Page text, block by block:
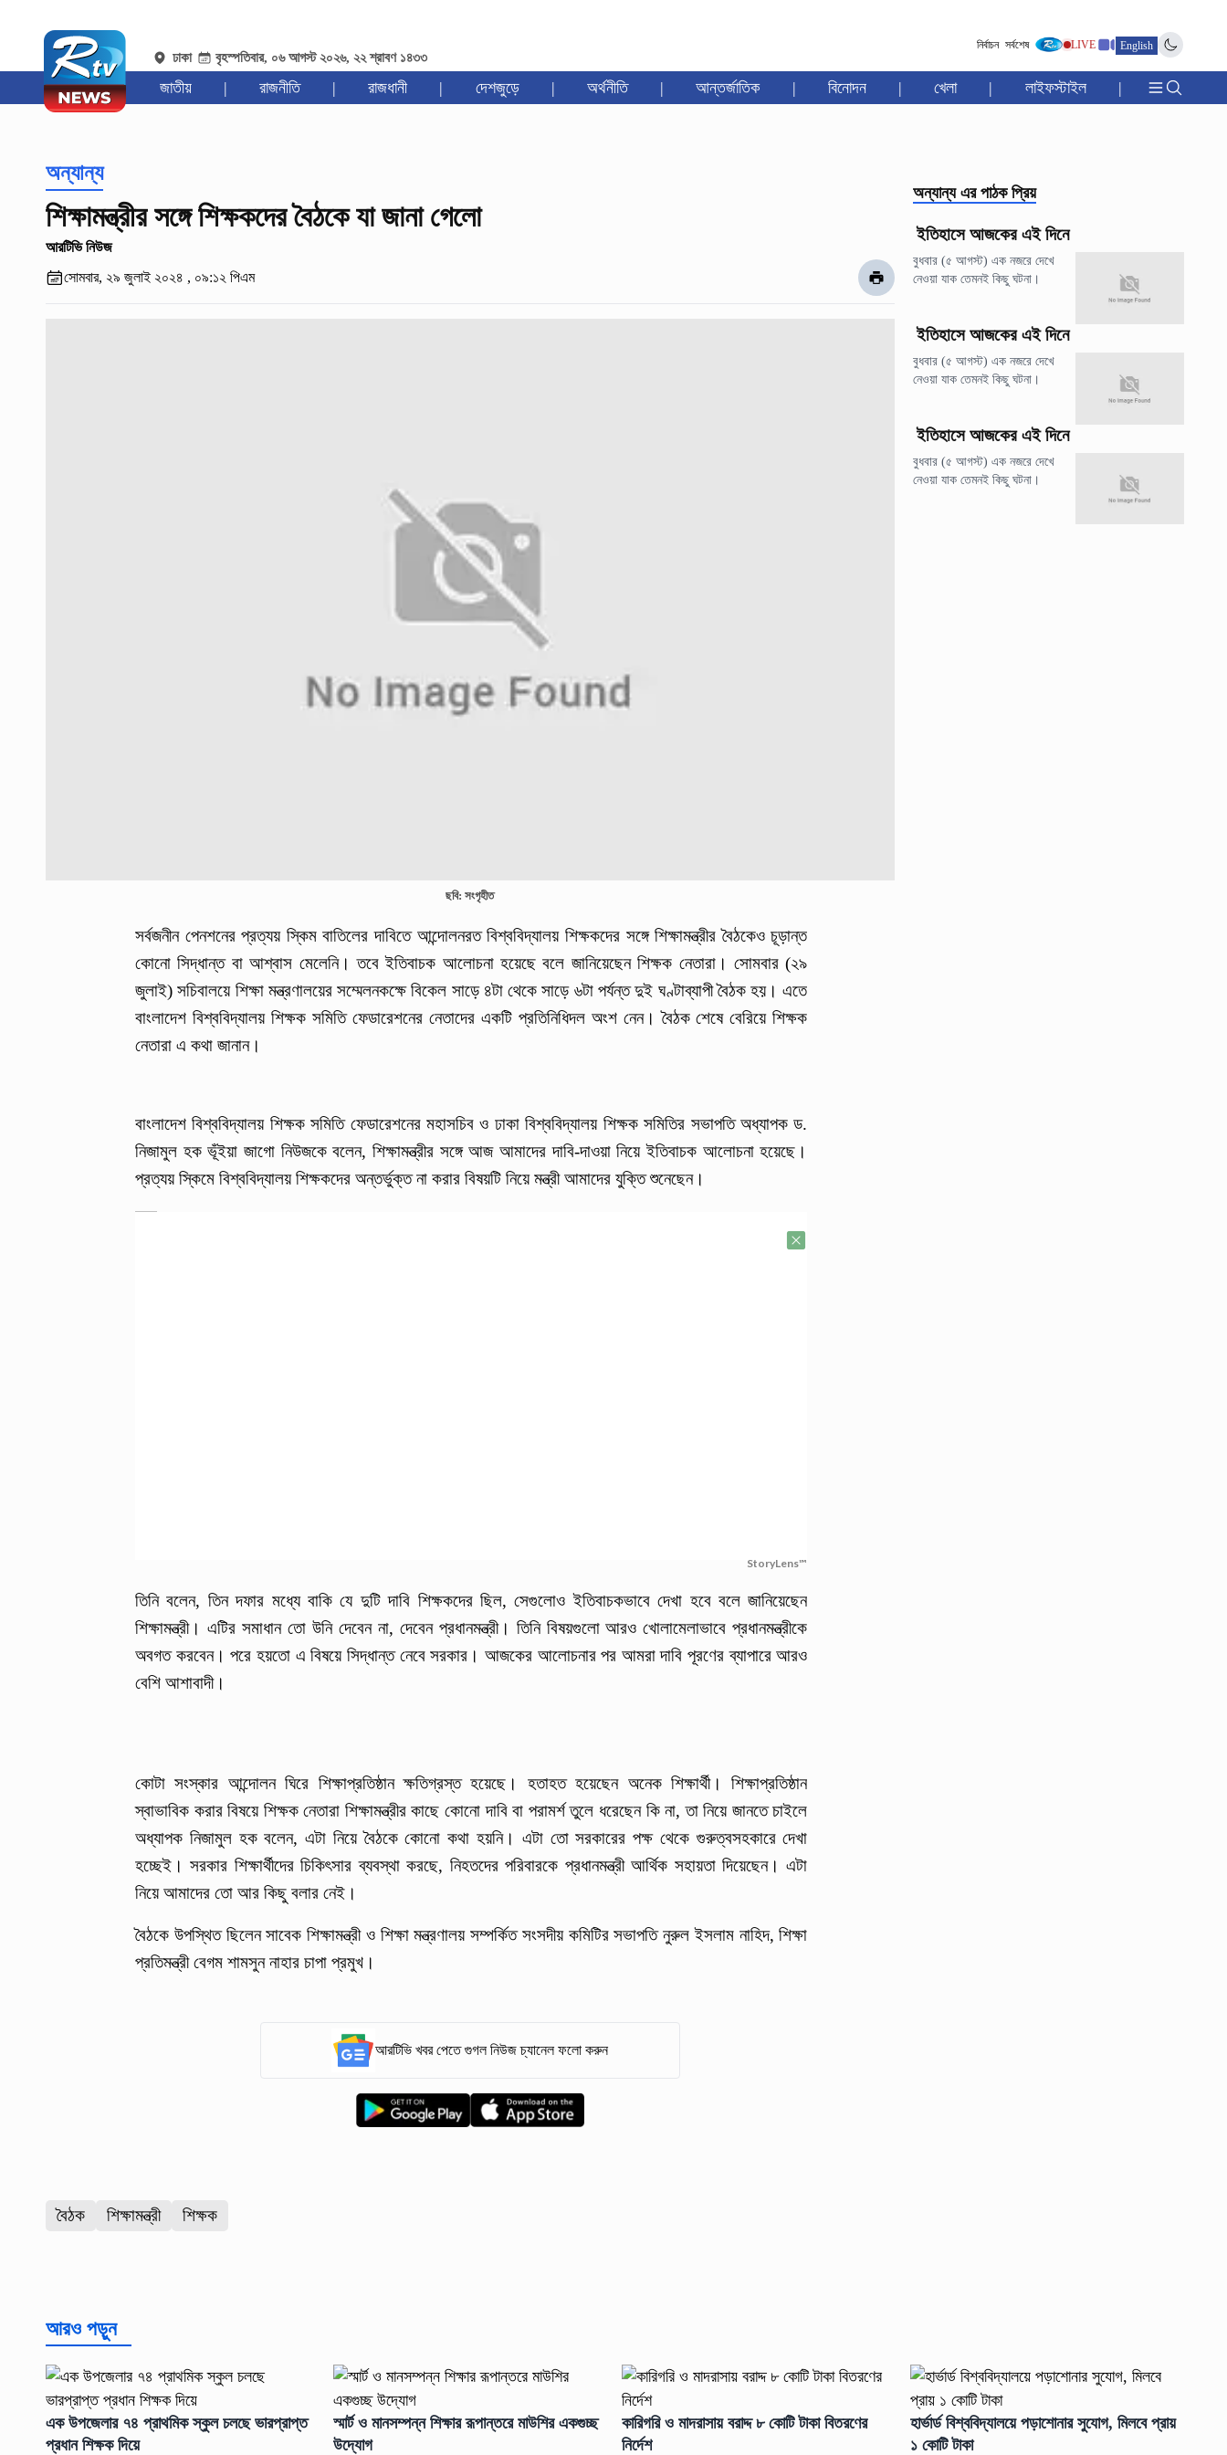
ঢাকা বৃহস্পতিবার, ০৬ আগস্ট ২০২৬, ২২ শ্রাবণ ১৪৩৩
নির্বাচন সর্বশেষ LIVE English
জাতীয় | রাজনীতি | রাজধানী | দেশজুড়ে | অর্থনীতি | আন্তর্জাতিক | বিনোদন | খেলা | লাইফস্টাইল |
অন্যান্য
শিক্ষামন্ত্রীর সঙ্গে শিক্ষকদের বৈঠকে যা জানা গেলো
আরটিভি নিউজ
সোমবার, ২৯ জুলাই ২০২৪ , ০৯:১২ পিএম
ছবি: সংগৃহীত
সর্বজনীন পেনশনের প্রত্যয় স্কিম বাতিলের দাবিতে আন্দোলনরত বিশ্ববিদ্যালয় শিক্ষকদের সঙ্গে শিক্ষামন্ত্রীর বৈঠকেও চূড়ান্ত
কোনো সিদ্ধান্ত বা আশ্বাস মেলেনি। তবে ইতিবাচক আলোচনা হয়েছে বলে জানিয়েছেন শিক্ষক নেতারা। সোমবার (২৯
জুলাই) সচিবালয়ে শিক্ষা মন্ত্রণালয়ের সম্মেলনকক্ষে বিকেল সাড়ে ৪টা থেকে সাড়ে ৬টা পর্যন্ত দুই ঘণ্টাব্যাপী বৈঠক হয়। এতে
বাংলাদেশ বিশ্ববিদ্যালয় শিক্ষক সমিতি ফেডারেশনের নেতাদের একটি প্রতিনিধিদল অংশ নেন। বৈঠক শেষে বেরিয়ে শিক্ষক
নেতারা এ কথা জানান।
বাংলাদেশ বিশ্ববিদ্যালয় শিক্ষক সমিতি ফেডারেশনের মহাসচিব ও ঢাকা বিশ্ববিদ্যালয় শিক্ষক সমিতির সভাপতি অধ্যাপক ড.
নিজামুল হক ভূঁইয়া জাগো নিউজকে বলেন, শিক্ষামন্ত্রীর সঙ্গে আজ আমাদের দাবি-দাওয়া নিয়ে ইতিবাচক আলোচনা হয়েছে।
প্রত্যয় স্কিমে বিশ্ববিদ্যালয় শিক্ষকদের অন্তর্ভুক্ত না করার বিষয়টি নিয়ে মন্ত্রী আমাদের যুক্তি শুনেছেন।
StoryLens™
তিনি বলেন, তিন দফার মধ্যে বাকি যে দুটি দাবি শিক্ষকদের ছিল, সেগুলোও ইতিবাচকভাবে দেখা হবে বলে জানিয়েছেন
শিক্ষামন্ত্রী। এটির সমাধান তো উনি দেবেন না, দেবেন প্রধানমন্ত্রী। তিনি বিষয়গুলো আরও খোলামেলাভাবে প্রধানমন্ত্রীকে
অবগত করবেন। পরে হয়তো এ বিষয়ে সিদ্ধান্ত নেবে সরকার। আজকের আলোচনার পর আমরা দাবি পূরণের ব্যাপারে আরও
বেশি আশাবাদী।
কোটা সংস্কার আন্দোলন ঘিরে শিক্ষাপ্রতিষ্ঠান ক্ষতিগ্রস্ত হয়েছে। হতাহত হয়েছেন অনেক শিক্ষার্থী। শিক্ষাপ্রতিষ্ঠান
স্বাভাবিক করার বিষয়ে শিক্ষক নেতারা শিক্ষামন্ত্রীর কাছে কোনো দাবি বা পরামর্শ তুলে ধরেছেন কি না, তা নিয়ে জানতে চাইলে
অধ্যাপক নিজামুল হক বলেন, এটা নিয়ে বৈঠকে কোনো কথা হয়নি। এটা তো সরকারের পক্ষ থেকে গুরুত্বসহকারে দেখা
হচ্ছেই। সরকার শিক্ষার্থীদের চিকিৎসার ব্যবস্থা করছে, নিহতদের পরিবারকে প্রধানমন্ত্রী আর্থিক সহায়তা দিয়েছেন। এটা
নিয়ে আমাদের তো আর কিছু বলার নেই।
বৈঠকে উপস্থিত ছিলেন সাবেক শিক্ষামন্ত্রী ও শিক্ষা মন্ত্রণালয় সম্পর্কিত সংসদীয় কমিটির সভাপতি নুরুল ইসলাম নাহিদ, শিক্ষা
প্রতিমন্ত্রী বেগম শামসুন নাহার চাপা প্রমুখ।
আরটিভি খবর পেতে গুগল নিউজ চ্যানেল ফলো করুন
বৈঠক শিক্ষামন্ত্রী শিক্ষক
অন্যান্য এর পাঠক প্রিয়
ইতিহাসে আজকের এই দিনে
বুধবার (৫ আগস্ট) এক নজরে দেখে
নেওয়া যাক তেমনই কিছু ঘটনা।
ইতিহাসে আজকের এই দিনে
বুধবার (৫ আগস্ট) এক নজরে দেখে
নেওয়া যাক তেমনই কিছু ঘটনা।
ইতিহাসে আজকের এই দিনে
বুধবার (৫ আগস্ট) এক নজরে দেখে
নেওয়া যাক তেমনই কিছু ঘটনা।
আরও পড়ুন
এক উপজেলার ৭৪ প্রাথমিক স্কুল চলছে ভারপ্রাপ্ত
প্রধান শিক্ষক দিয়ে
স্মার্ট ও মানসম্পন্ন শিক্ষার রূপান্তরে মাউশির একগুচ্ছ
উদ্যোগ
কারিগরি ও মাদরাসায় বরাদ্দ ৮ কোটি টাকা বিতরণের
নির্দেশ
হার্ভার্ড বিশ্ববিদ্যালয়ে পড়াশোনার সুযোগ, মিলবে প্রায়
১ কোটি টাকা